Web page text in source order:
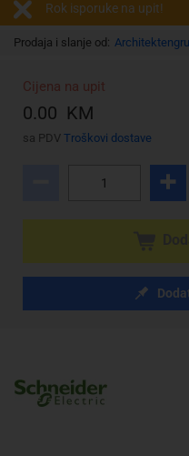
Rok isporuke na upit!
Prodaja i slanje od:
Cijena na upit
0.00 KM
sa PDV Troškovi dostave